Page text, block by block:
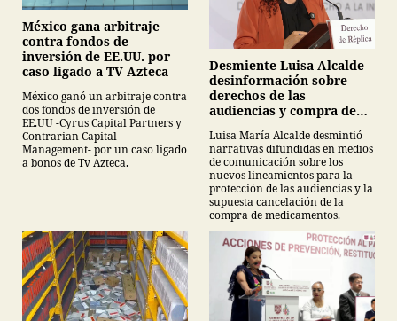
México gana arbitraje
contra fondos de
inversión de EE.UU. por
caso ligado a TV Azteca
México ganó un arbitraje contra
dos fondos de inversión de
EE.UU -Cyrus Capital Partners y
Contrarian Capital
Management- por un caso ligado
a bonos de Tv Azteca.
Desmiente Luisa Alcalde
desinformación sobre
derechos de las
audiencias y compra de
Luisa María Alcalde desmintió
narrativas difundidas en medios
de comunicación sobre los
nuevos lineamientos para la
protección de las audiencias y la
supuesta cancelación de la
compra de medicamentos.